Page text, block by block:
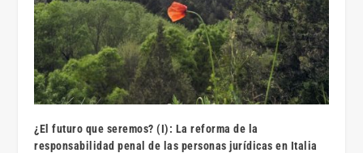
¿El futuro que seremos? (I): La reforma de la
responsabilidad penal de las personas jurídicas en Italia